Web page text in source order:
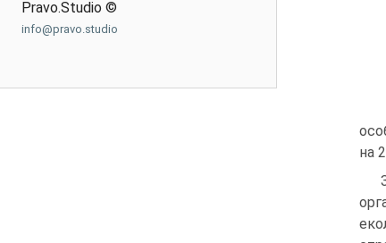
Pravo.Studio ©
info@pravo.studio
на